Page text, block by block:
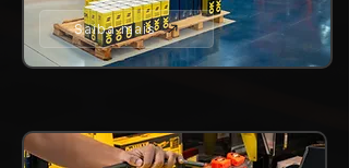
Saiba mais